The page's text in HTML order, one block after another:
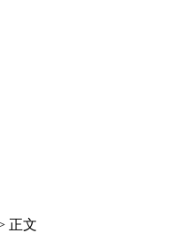
正文